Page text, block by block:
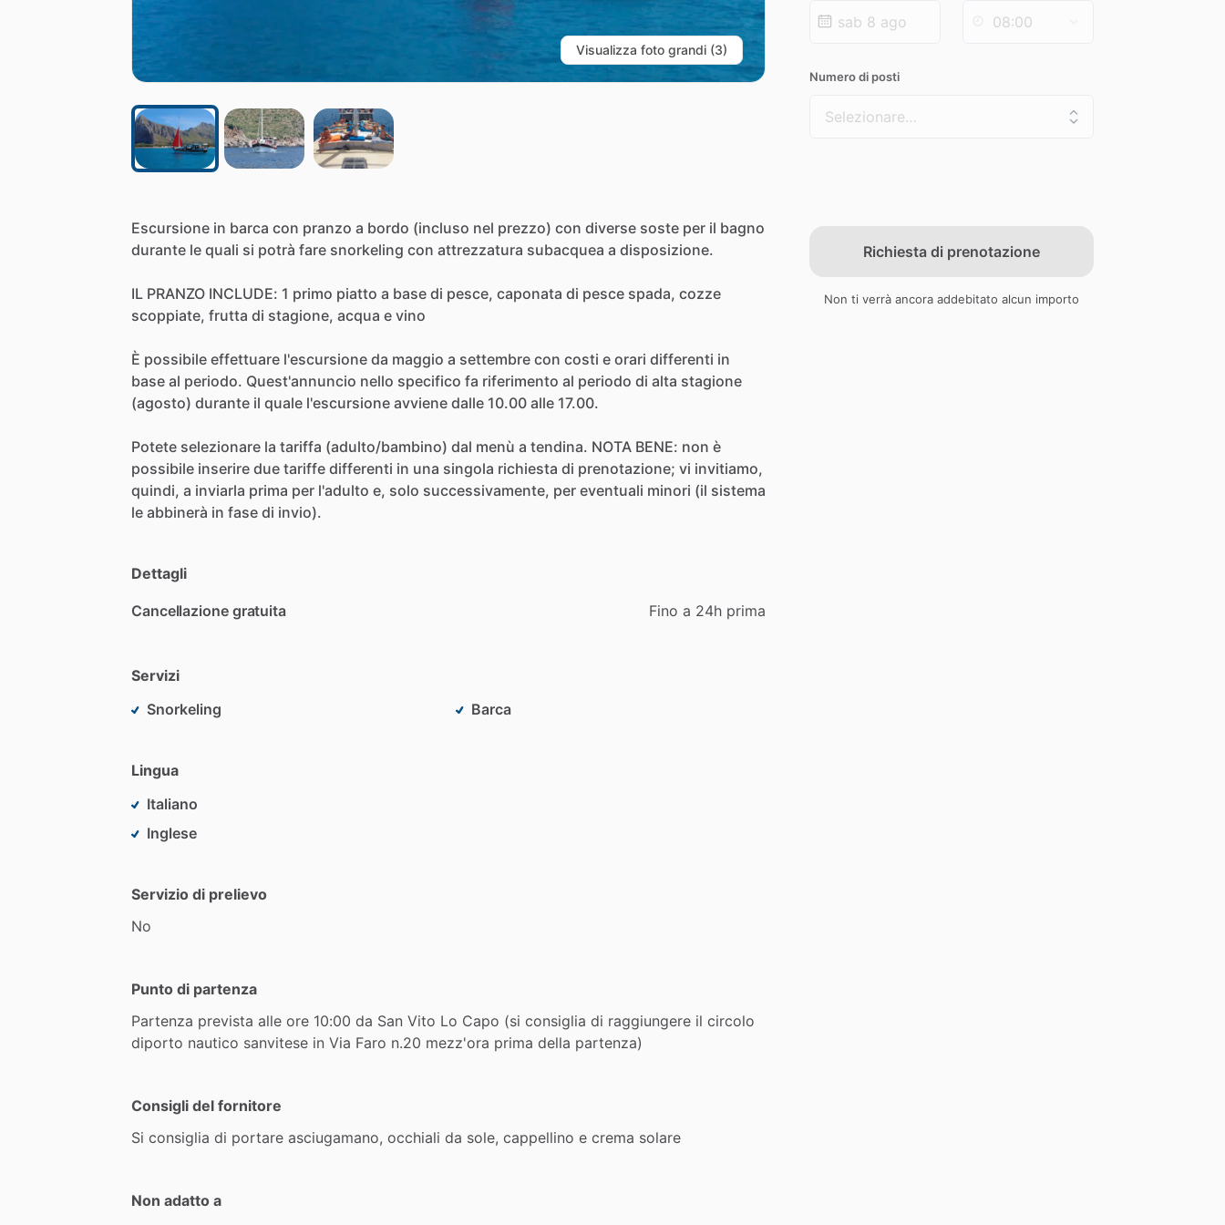
Visualizza foto grandi (3)
Escursione in barca con pranzo a bordo (incluso nel prezzo) con diverse soste per il bagno
durante le quali si potrà fare snorkeling con attrezzatura subacquea a disposizione.
IL PRANZO INCLUDE: 1 primo piatto a base di pesce, caponata di pesce spada, cozze
scoppiate, frutta di stagione, acqua e vino
È possibile effettuare l'escursione da maggio a settembre con costi e orari differenti in
base al periodo. Quest'annuncio nello specifico fa riferimento al periodo di alta stagione
(agosto) durante il quale l'escursione avviene dalle 10.00 alle 17.00.
Potete selezionare la tariffa (adulto​​/​​bambino) dal menù a tendina. NOTA BENE: non è
possibile inserire due tariffe differenti in una singola richiesta di prenotazione; vi invitiamo,
quindi, a inviarla prima per l'adulto e, solo successivamente, per eventuali minori (il sistema
le abbinerà in fase di invio).
Dettagli
Cancellazione gratuita Fino a 24h prima
Servizi
Snorkeling
Barca
Lingua
Italiano
Inglese
Servizio di prelievo
No
Punto di partenza
Partenza prevista alle ore 10:00 da San Vito Lo Capo (si consiglia di raggiungere il circolo
diporto nautico sanvitese in Via Faro n.20 mezz'ora prima della partenza)
Consigli del fornitore
Si consiglia di portare asciugamano, occhiali da sole, cappellino e crema solare
Non adatto a
Numero di posti
Richiesta di prenotazione
Non ti verrà ancora addebitato alcun importo